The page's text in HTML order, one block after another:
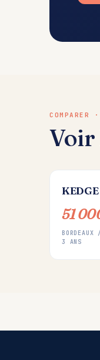
COMPARER
Voir
KEDGE
51
3 ANS